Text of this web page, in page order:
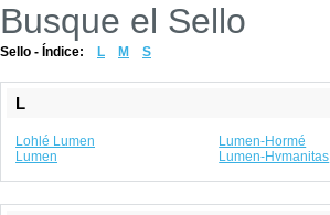
Busque el Sello
Sello - Índice: L M S
L
Lohlé Lumen
Lumen
Lumen-Hormé
Lumen-Hvmanitas